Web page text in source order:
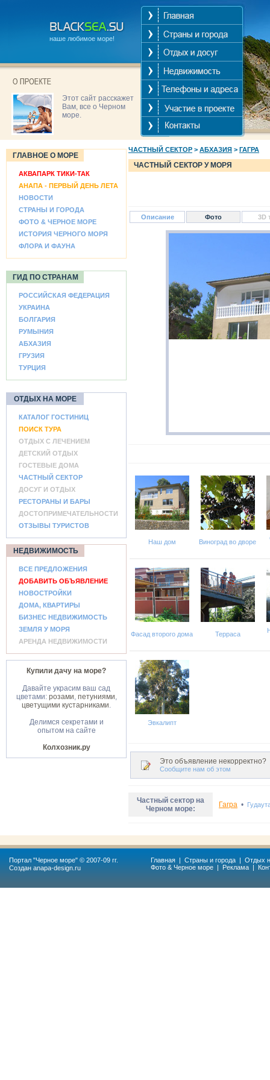
наше любимое море!
Этот сайт расскажет
Вам, все о Черном
море.
ГЛАВНОЕ О МОРЕ
АКВАПАРК ТИКИ-ТАК
АНАПА - ПЕРВЫЙ ДЕНЬ ЛЕТА
НОВОСТИ
СТРАНЫ И ГОРОДА
ФОТО & ЧЕРНОЕ МОРЕ
ИСТОРИЯ ЧЕРНОГО МОРЯ
ФЛОРА И ФАУНА
ГИД ПО СТРАНАМ
РОССИЙСКАЯ ФЕДЕРАЦИЯ
УКРАИНА
БОЛГАРИЯ
РУМЫНИЯ
АБХАЗИЯ
ГРУЗИЯ
ТУРЦИЯ
ОТДЫХ НА МОРЕ
КАТАЛОГ ГОСТИНИЦ
ПОИСК ТУРА
ОТДЫХ С ЛЕЧЕНИЕМ
ДЕТСКИЙ ОТДЫХ
ГОСТЕВЫЕ ДОМА
ЧАСТНЫЙ СЕКТОР
ДОСУГ И ОТДЫХ
РЕСТОРАНЫ И БАРЫ
ДОСТОПРИМЕЧАТЕЛЬНОСТИ
ОТЗЫВЫ ТУРИСТОВ
НЕДВИЖИМОСТЬ
ВСЕ ПРЕДЛОЖЕНИЯ
ДОБАВИТЬ ОБЪЯВЛЕНИЕ
НОВОСТРОЙКИ
ДОМА, КВАРТИРЫ
БИЗНЕС НЕДВИЖИМОСТЬ
ЗЕМЛЯ У МОРЯ
АРЕНДА НЕДВИЖИМОСТИ
Купили дачу на море?
Давайте украсим ваш сад
цветами: розами, петуниями,
цветущими кустарниками.
Делимся секретами и
опытом на сайте
Колхозник.ру
ЧАСТНЫЙ СЕКТОР > АБХАЗИЯ > ГАГРА
ЧАСТНЫЙ СЕКТОР У МОРЯ
Описание Фото 3D
Наш дом Виноград во дворе
Фасад второго дома Терраса
Эвкалипт
Это объявление некорректно?
Сообщите нам об этом
Частный сектор на
Черном море:
Гагра •
Портал "Черное море" © 2007-09 гг.
Создан anapa-design.ru
Главная | Страны и города | Отдых
Фото & Черное море | Реклама |